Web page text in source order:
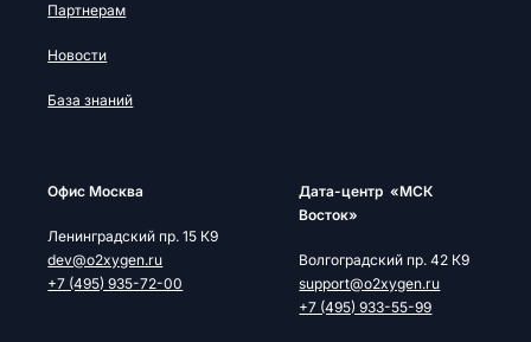
Партнерам
Новости
База знаний
Офис Москва
Ленинградский пр. 15 К9
dev@o2xygen.ru
+7 (495) 935-72-00
Дата-центр «МСК
Восток»
Волгоградский пр. 42 К9
support@o2xygen.ru
+7 (495) 933-55-99